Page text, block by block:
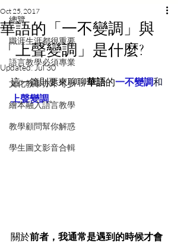
總覽
職涯生涯都很重要
語言教學必須專業
文化教學亦不可少
繪本融入語言教學
教學顧問幫你解惑
學生圖文影音合輯
華語的「一不變調」與
「上聲變調」是什麼?
Oct 25, 2017
Updated:Jul 30
這一篇則要來聊聊華語的一不變調和
上聲變調。
關於前者，我通常是遇到的時候才會